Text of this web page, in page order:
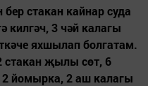
стакан кайнар суда
килгәч, 3 чәй калагы
яхшылап болгатам.
стакан җылы сөт, 6
2 йомырка, 2 аш калагы